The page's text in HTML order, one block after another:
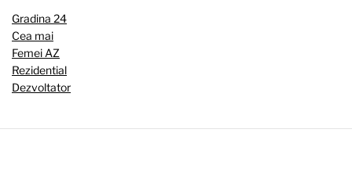
Gradina 24
Cea mai
Femei AZ
Rezidential
Dezvoltator